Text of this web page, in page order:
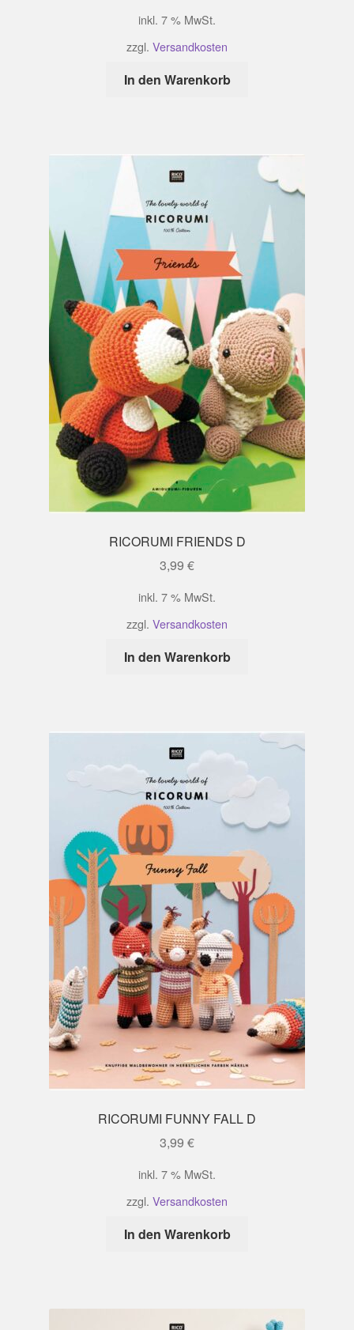
inkl. 7 % MwSt.
zzgl. Versandkosten
In den Warenkorb
RICORUMI FRIENDS D
3,99 €
inkl. 7 % MwSt.
zzgl. Versandkosten
In den Warenkorb
RICORUMI FUNNY FALL D
3,99 €
inkl. 7 % MwSt.
zzgl. Versandkosten
In den Warenkorb